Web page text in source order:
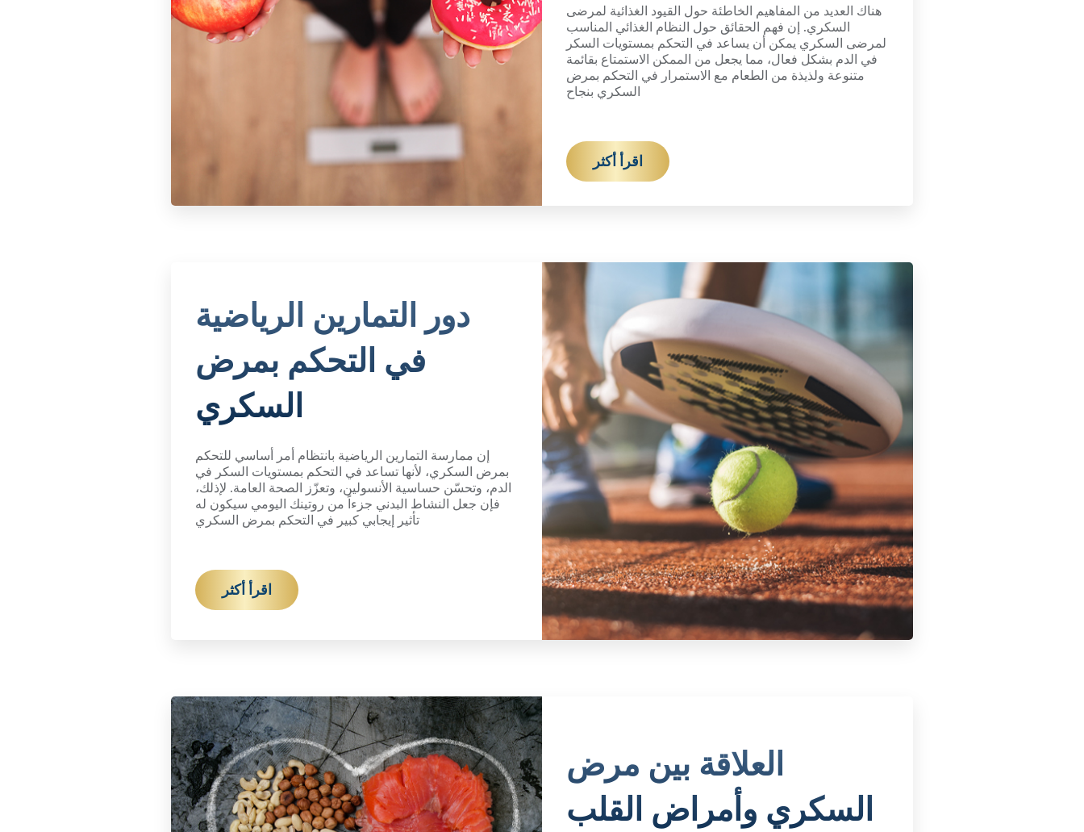
هناك العديد من المفاهيم الخاطئة حول القيود الغذائية لمرضى
السكري. إن فهم الحقائق حول النظام الغذائي المناسب
لمرضى السكري يمكن أن يساعد في التحكم بمستويات السكر
في الدم بشكل فعال، مما يجعل من الممكن الاستمتاع بقائمة
متنوعة ولذيذة من الطعام مع الاستمرار في التحكم بمرض
السكري بنجاح
اقرأ أكثر
دور التمارين الرياضية
في التحكم بمرض
السكري
إن ممارسة التمارين الرياضية بانتظام أمر أساسي للتحكم
بمرض السكري، لأنها تساعد في التحكم بمستويات السكر في
الدم، وتحسّن حساسية الأنسولين، وتعزّز الصحة العامة. لإذلك،
فإن جعل النشاط البدني جزءاً من روتينك اليومي سيكون له
تأثير إيجابي كبير في التحكم بمرض السكري
اقرأ أكثر
العلاقة بين مرض
السكري وأمراض القلب